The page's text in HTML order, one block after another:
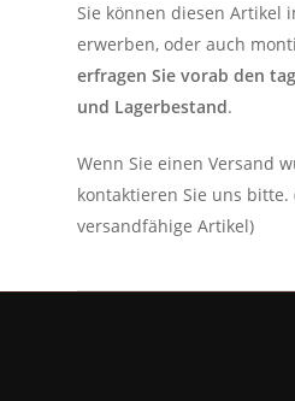
Sie können diesen Artikel
erwerben, oder auch
erfragen Sie vorab den
und Lagerbestand.
Wenn Sie einen Versand
kontaktieren Sie uns
versandfähige Artikel)